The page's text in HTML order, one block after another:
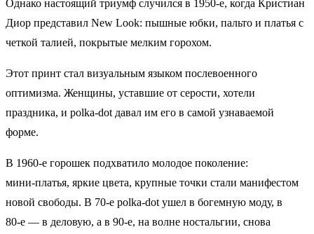
Однако настоящий триумф случился в 1950‑е, когда Кристиан
Диор представил New Look: пышные юбки, пальто и платья с
четкой талией, покрытые мелким горохом.
Этот принт стал визуальным языком послевоенного
оптимизма. Женщины, уставшие от серости, хотели
праздника, и polka-dot давал им его в самой узнаваемой
форме.
В 1960‑е горошек подхватило молодое поколение:
мини‑платья, яркие цвета, крупные точки стали манифестом
новой свободы. В 70‑е polka-dot ушел в богемную моду, в
80‑е — в деловую, а в 90‑е, на волне ностальгии, снова